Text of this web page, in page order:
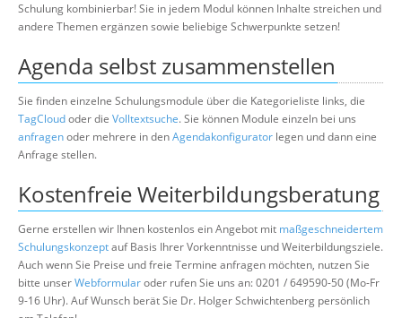
Schulung kombinierbar! Sie in jedem Modul können Inhalte streichen und
andere Themen ergänzen sowie beliebige Schwerpunkte setzen!
Agenda selbst zusammenstellen
Sie finden einzelne Schulungsmodule über die Kategorieliste links, die
TagCloudoder die Volltextsuche. Sie können Module einzeln bei uns
anfragenoder mehrere in denAgendakonfigurator legen und dann eine
Anfrage stellen.
Kostenfreie Weiterbildungsberatung
Gerne erstellen wir Ihnen kostenlos ein Angebot mit maßgeschneidertem
Schulungskonzeptauf Basis Ihrer Vorkenntnisse und Weiterbildungsziele.
Auch wenn Sie Preise und freie Termine anfragen möchten, nutzen Sie
bitte unserWebformularoder rufen Sie uns an: 0201 / 649590-50 (Mo-Fr
9-16 Uhr). Auf Wunsch berät Sie Dr. Holger Schwichtenberg persönlich